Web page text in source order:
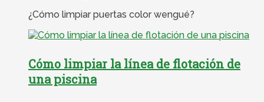
¿Cómo limpiar puertas color wengué?
Cómo limpiar la línea de flotación de
una piscina